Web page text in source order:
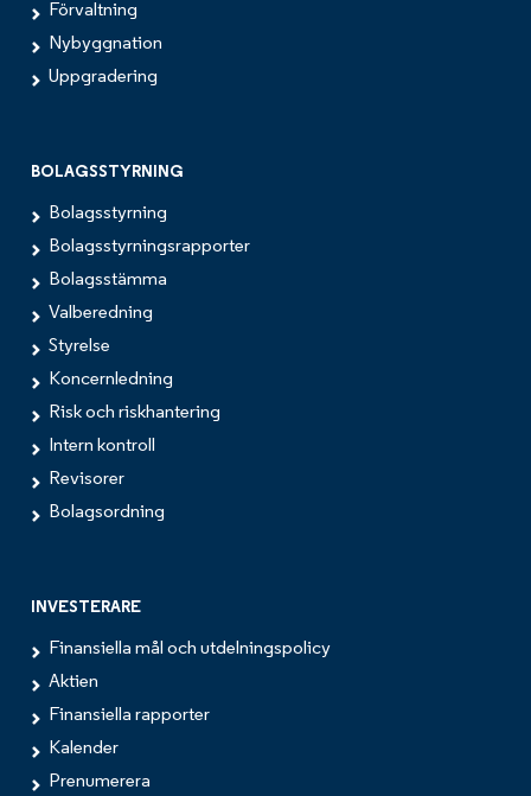
Förvaltning
Nybyggnation
Uppgradering
BOLAGSSTYRNING
Bolagsstyrning
Bolagsstyrningsrapporter
Bolagsstämma
Valberedning
Styrelse
Koncernledning
Risk och riskhantering
Intern kontroll
Revisorer
Bolagsordning
INVESTERARE
Finansiella mål och utdelningspolicy
Aktien
Finansiella rapporter
Kalender
Prenumerera